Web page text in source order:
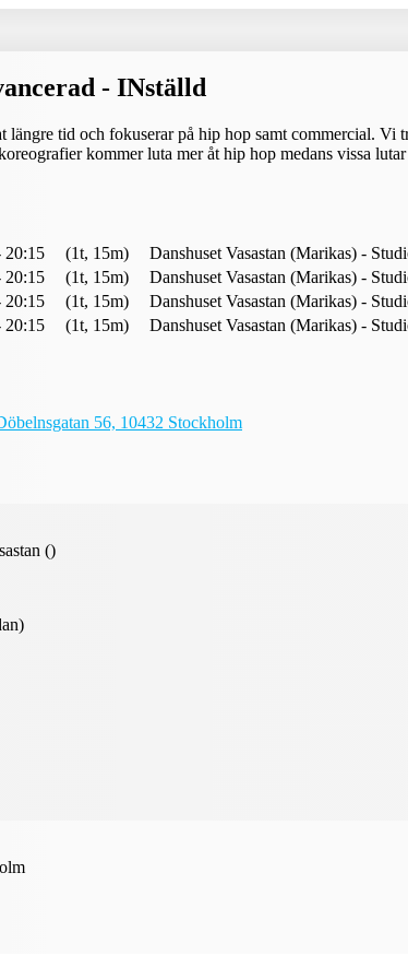
- INställd
längre tid och fokuserar på hip hop samt commercial.
kommer luta mer åt hip hop medans vissa
20:15 (1t, 15m)
Danshuset Vasastan (Marikas) -
20:15 (1t, 15m)
Danshuset Vasastan (Marikas) -
20:15 (1t, 15m)
Danshuset Vasastan (Marikas) -
20:15 (1t, 15m) Danshuset Vasastan (Marikas) -
56, 10432 Stockholm
()